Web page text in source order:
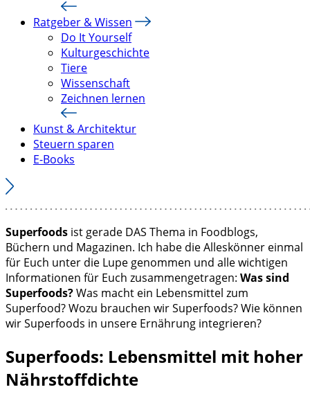
Ratgeber & Wissen
Do It Yourself
Kulturgeschichte
Tiere
Wissenschaft
Zeichnen lernen
Kunst & Architektur
Steuern sparen
E-Books
Superfoods ist gerade DAS Thema in Foodblogs,
Büchern und Magazinen. Ich habe die Alleskönner einmal
für Euch unter die Lupe genommen und alle wichtigen
Informationen für Euch zusammengetragen: Was sind
Superfoods?Was macht ein Lebensmittel zum
Superfood? Wozu brauchen wir Superfoods? Wie können
wir Superfoods in unsere Ernährung integrieren?
Superfoods: Lebensmittel mit hoher
Nährstoffdichte